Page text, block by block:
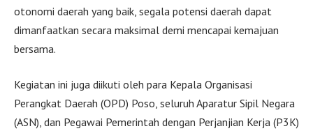
otonomi daerah yang baik, segala potensi daerah dapat
dimanfaatkan secara maksimal demi mencapai kemajuan
bersama.
Kegiatan ini juga diikuti oleh para Kepala Organisasi
Perangkat Daerah (OPD) Poso, seluruh Aparatur Sipil Negara
(ASN), dan Pegawai Pemerintah dengan Perjanjian Kerja (P3K)